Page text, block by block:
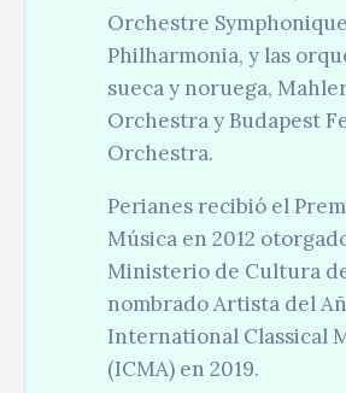
Orchestre
Philharmonia, y las
sueca y noruega,
Orchestra y Budapest
Orchestra.
Perianes recibió el
Música en 2012
Ministerio de Cultura
nombrado Artista del
International Classical
(ICMA) en 2019.